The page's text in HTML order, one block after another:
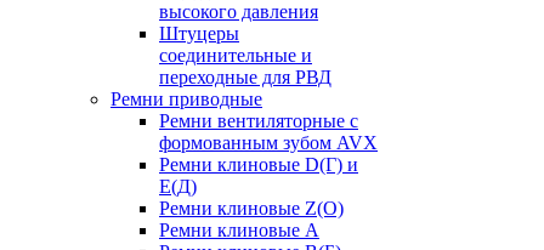
высокого давления
Штуцеры
соединительные и
переходные для РВД
Ремни приводные
Ремни вентиляторные с
формованным зубом AVX
Ремни клиновые D(Г) и
Е(Д)
Ремни клиновые Z(О)
Ремни клиновые А